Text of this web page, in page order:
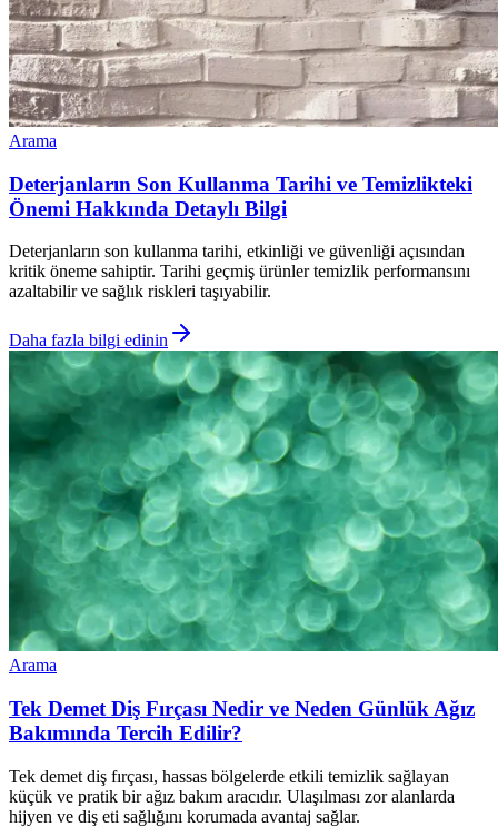
Arama
Deterjanların Son Kullanma Tarihi ve Temizlikteki
Önemi Hakkında Detaylı Bilgi
Deterjanların son kullanma tarihi, etkinliği ve güvenliği açısından
kritik öneme sahiptir. Tarihi geçmiş ürünler temizlik performansını
azaltabilir ve sağlık riskleri taşıyabilir.
Daha fazla bilgi edinin
Arama
Tek Demet Diş Fırçası Nedir ve Neden Günlük Ağız
Bakımında Tercih Edilir?
Tek demet diş fırçası, hassas bölgelerde etkili temizlik sağlayan
küçük ve pratik bir ağız bakım aracıdır. Ulaşılması zor alanlarda
hijyen ve diş eti sağlığını korumada avantaj sağlar.